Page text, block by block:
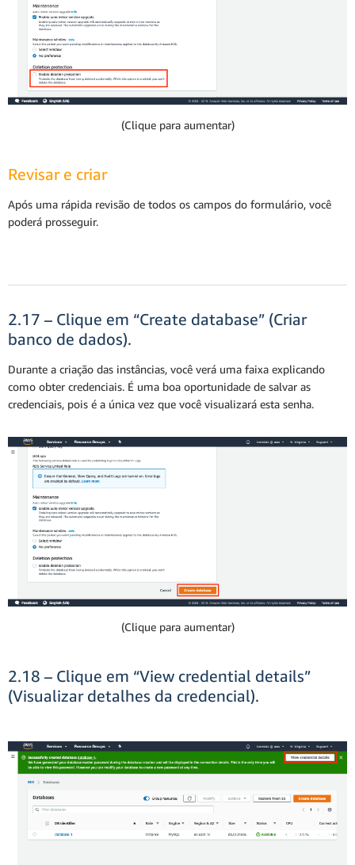
(Clique para aumentar)
Revisar e criar
Após uma rápida revisão de todos os campos do formulário, você
poderá prosseguir.
2.17 – Clique em “Create database” (Criar
banco de dados).
Durante a criação das instâncias, você verá uma faixa explicando
como obter credenciais. É uma boa oportunidade de salvar as
credenciais, pois é a única vez que você visualizará esta senha.
(Clique para aumentar)
2.18 – Clique em “View credential details”
(Visualizar detalhes da credencial).